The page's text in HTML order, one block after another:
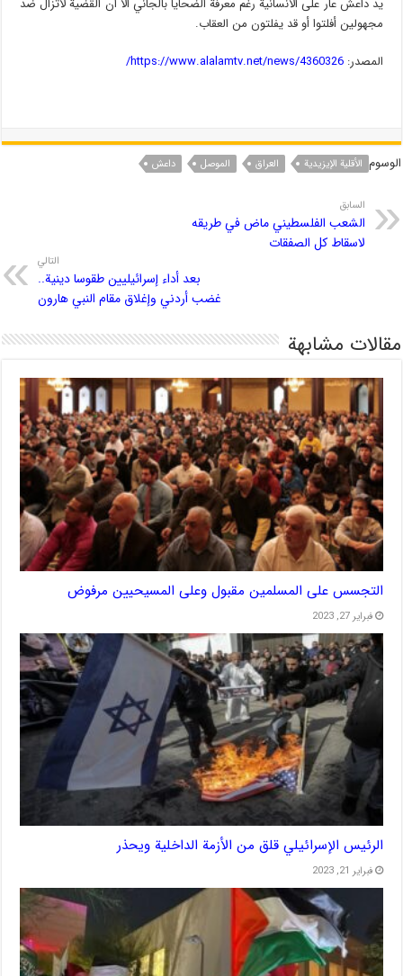
يد داعش عار علی الانسانية رغم معرفة الضحايا بالجاني الا ان القضية لاتزال ضد
مجهولين أفلتوا أو قد يفلتون من العقاب.
المصدر:https://www.alalamtv.net/news/4360326/
الوسوم الأقلية الإيزيدية العراق الموصل داعش
السابق
الشعب الفلسطيني ماض في طريقه
لاسقاط كل الصفقات
التالي
بعد أداء إسرائيليين طقوسا دينية..
غضب أردني وإغلاق مقام النبي هارون
مقالات مشابهة
التجسس على المسلمين مقبول وعلى المسيحيين مرفوض
فبراير 27, 2023
الرئيس الإسرائيلي قلق من الأزمة الداخلية ويحذر
فبراير 21, 2023